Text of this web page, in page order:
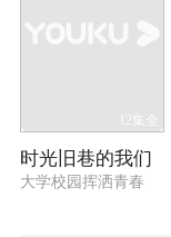
12集全
时光旧巷的我们
大学校园挥洒青春